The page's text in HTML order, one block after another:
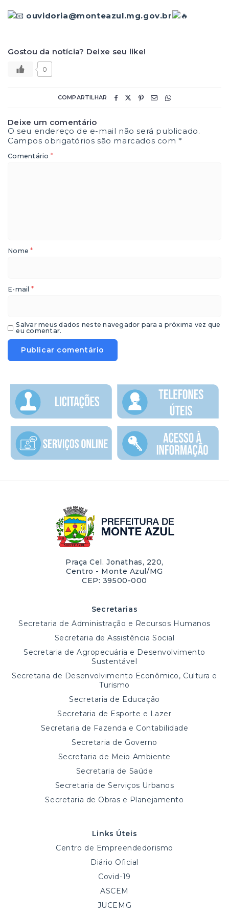
ouvidoria@monteazul.mg.gov.br
Gostou da notícia? Deixe seu like!
0
COMPARTILHAR
Deixe um comentário
O seu endereço de e-mail não será publicado.
Campos obrigatórios são marcados com*
Comentário *
Nome*
E-mail *
Salvar meus dados neste navegador para a próxima vez que
eu comentar.
Praça Cel. Jonathas, 220,
Centro - Monte Azul/MG
CEP: 39500-000
Secretarias
Secretaria de Administração e Recursos Humanos
Secretaria de Assistência Social
Secretaria de Agropecuária e Desenvolvimento
Sustentável
Secretaria de Desenvolvimento Econômico, Cultura e
Turismo
Secretaria de Educação
Secretaria de Esporte e Lazer
Secretaria de Fazenda e Contabilidade
Secretaria de Governo
Secretaria de Meio Ambiente
Secretaria de Saúde
Secretaria de Serviços Urbanos
Secretaria de Obras e Planejamento
Links Úteis
Centro de Empreendedorismo
Diário Oficial
Covid-19
ASCEM
JUCEMG